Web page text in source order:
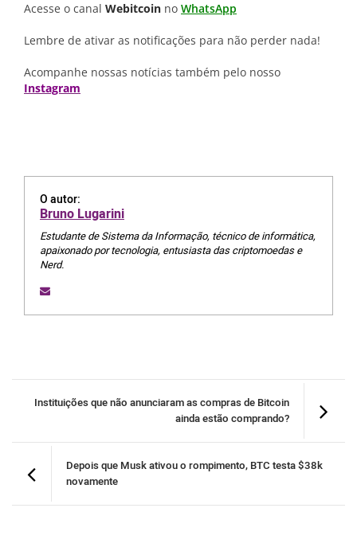
Acesse o canal Webitcoin no WhatsApp
Lembre de ativar as notificações para não perder nada!
Acompanhe nossas notícias também pelo nosso
Instagram
O autor:
Bruno Lugarini
Estudante de Sistema da Informação, técnico de informática,
apaixonado por tecnologia, entusiasta das criptomoedas e
Nerd.
Instituições que não anunciaram as compras de Bitcoin
ainda estão comprando?
Depois que Musk ativou o rompimento, BTC testa $38k
novamente